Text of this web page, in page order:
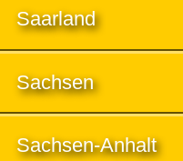
Saarland
Sachsen
Sachsen-Anhalt